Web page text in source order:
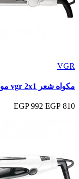
VGR
مكواه شعر vgr 2x1 موديل v558
810 EGP
992 EGP